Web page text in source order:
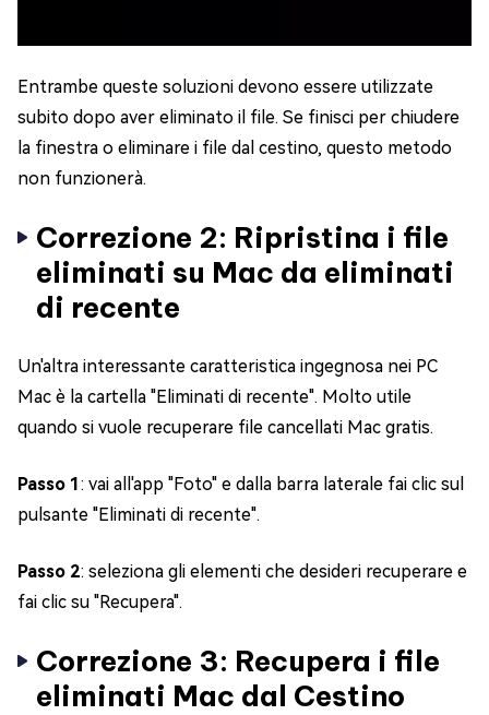
Entrambe queste soluzioni devono essere utilizzate
subito dopo aver eliminato il file. Se finisci per chiudere
la finestra o eliminare i file dal cestino, questo metodo
non funzionerà.
Correzione 2: Ripristina i file
eliminati su Mac da eliminati
di recente
Un'altra interessante caratteristica ingegnosa nei PC
Mac è la cartella "Eliminati di recente". Molto utile
quando si vuole recuperare file cancellati Mac gratis.
Passo 1: vai all'app "Foto" e dalla barra laterale fai clic sul
pulsante "Eliminati di recente".
Passo 2: seleziona gli elementi che desideri recuperare e
fai clic su "Recupera".
Correzione 3: Recupera i file
eliminati Mac dal Cestino